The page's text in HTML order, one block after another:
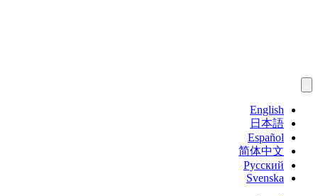
English
日本語
Español
简体中文
Русский
Svenska